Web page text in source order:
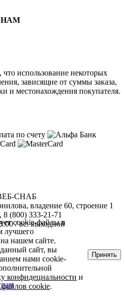
НАМ
использование некоторых
зависящие от суммы заказа,
и местонахождения покупателя.
СНАБ
владение 60, строение 1
, 8 (800) 333-21-71
/ вс: выходной
cookie-файлы в
лучшего
нашем сайте.
сайт, вы
нами cookie-
конфидециальности и
cookie.
Принять